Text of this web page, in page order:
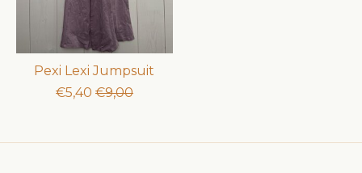
Pexi Lexi Jumpsuit
€5,40 €9,00